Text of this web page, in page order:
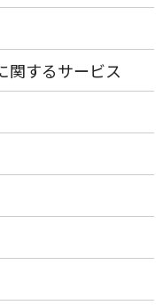
関するサービス